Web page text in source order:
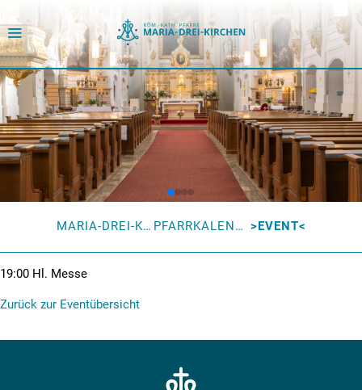
MARIA-DREI-KIRCHEN PFARRKALENDER EVENT
19:00 Hl. Messe
Zurück zur Eventübersicht